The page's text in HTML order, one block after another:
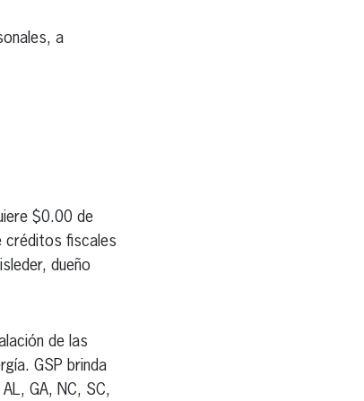
a
$0.00 de
créditos fiscales
dueño
de las
GSP brinda
GA, NC, SC,